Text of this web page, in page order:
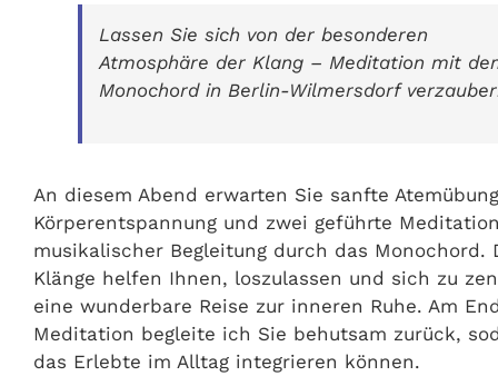
Lassen Sie sich von der besonderen
Atmosphäre der Klang – Meditation mit
Monochord in Berlin-Wilmersdorf
An diesem Abend erwarten Sie sanfte
Körperentspannung und zwei geführte
musikalischer Begleitung durch das Monochord.
Klänge helfen Ihnen, loszulassen und sich zu
eine wunderbare Reise zur inneren Ruhe. Am
Meditation begleite ich Sie behutsam zurück,
das Erlebte im Alltag integrieren können.